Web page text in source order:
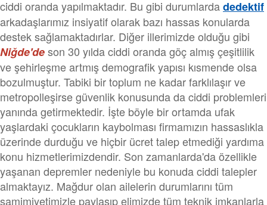
ciddi oranda yapılmaktadır. Bu gibi durumlardadedektif
arkadaşlarımız insiyatif olarak bazı hassas konularda
destek sağlamaktadırlar. Diğer illerimizde olduğu gibi
Niğde'deson 30 yılda ciddi oranda göç almış çeşitlilik
ve şehirleşme artmış demografik yapısı kısmende olsa
bozulmuştur. Tabiki bir toplum ne kadar farklılaşır ve
metropolleşirse güvenlik konusunda da ciddi problemleri
yanında getirmektedir. İşte böyle bir ortamda ufak
yaşlardaki çocukların kaybolması firmamızın hassaslıkla
üzerinde durduğu ve hiçbir ücret talep etmediği yardıma
konu hizmetlerimizdendir. Son zamanlarda'da özellikle
yaşanan depremler nedeniyle bu konuda ciddi talepler
almaktayız. Mağdur olan ailelerin durumlarını tüm
samimiyetimizle paylaşıp elimizde tüm teknik imkanlarla